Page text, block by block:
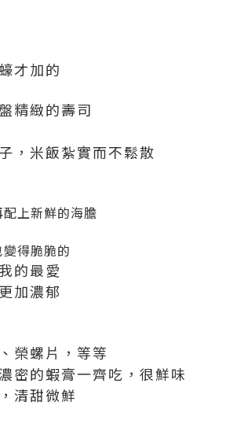
才加的
精緻的壽司
，米飯紮實而不鬆散
上新鮮的海膽
得脆脆的
的最愛
加濃郁
榮螺片，等等
密的蝦膏一齊吃，很鮮味
清甜微鮮